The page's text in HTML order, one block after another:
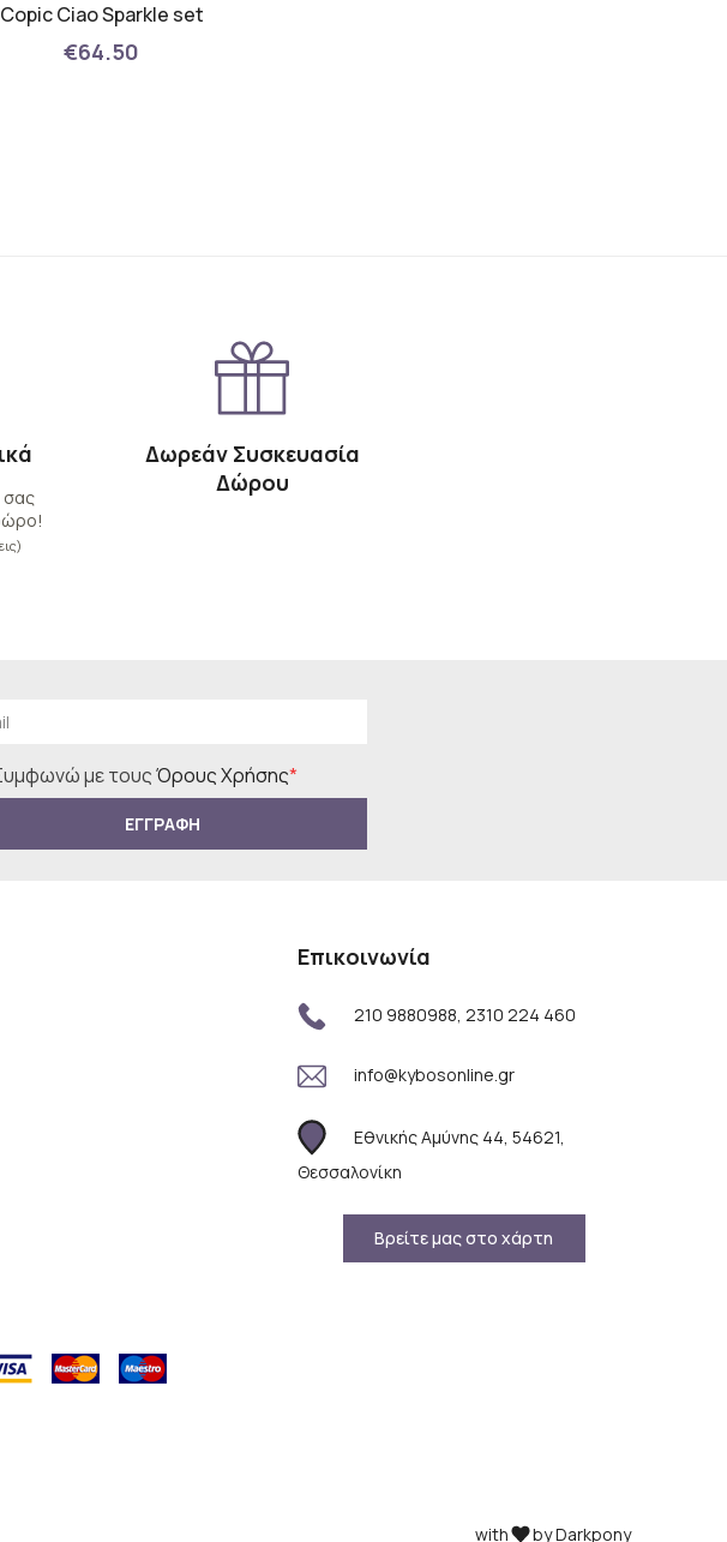
Copic Ciao Sparkle set
€64.50
σας
Δωρεάν Συσκευασία
Δώρου
με τουςΌρους Χρήσης*
ΕΓΓΡΑΦΗ
Επικοινωνία
210 9880988, 2310 224 460
info@kybosonline.gr
Εθνικής Αμύνης 44, 54621,
Θεσσαλονίκη
Βρείτε μας στο χάρτη
with by Darkpony